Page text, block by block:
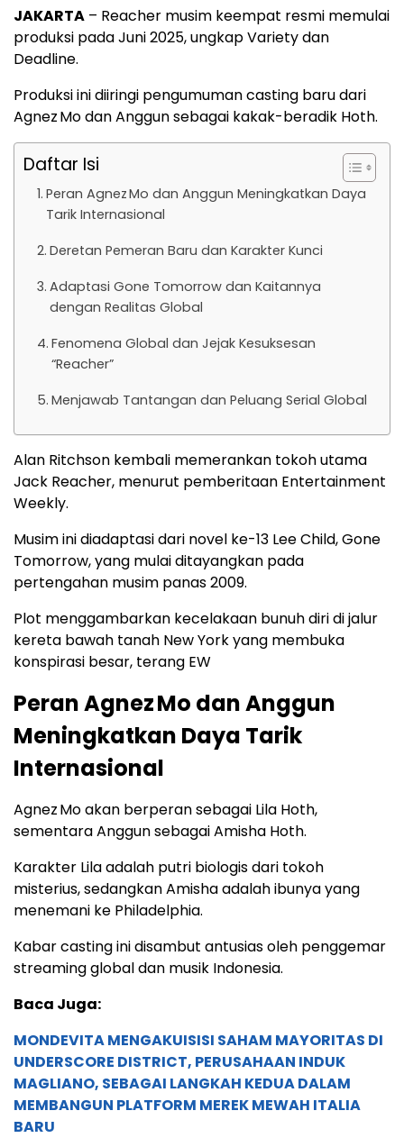
JAKARTA – Reacher musim keempat resmi memulai
produksi pada Juni 2025, ungkap Variety dan
Deadline.
Produksi ini diiringi pengumuman casting baru dari
Agnez Mo dan Anggun sebagai kakak-beradik Hoth.
Daftar Isi
Peran Agnez Mo dan Anggun Meningkatkan Daya
Tarik Internasional
Deretan Pemeran Baru dan Karakter Kunci
Adaptasi Gone Tomorrow dan Kaitannya
dengan Realitas Global
Fenomena Global dan Jejak Kesuksesan
“Reacher”
Menjawab Tantangan dan Peluang Serial Global
Alan Ritchson kembali memerankan tokoh utama
Jack Reacher, menurut pemberitaan Entertainment
Weekly.
Musim ini diadaptasi dari novel ke-13 Lee Child, Gone
Tomorrow, yang mulai ditayangkan pada
pertengahan musim panas 2009.
Plot menggambarkan kecelakaan bunuh diri di jalur
kereta bawah tanah New York yang membuka
konspirasi besar, terang EW
Peran Agnez Mo dan Anggun
Meningkatkan Daya Tarik
Internasional
Agnez Mo akan berperan sebagai Lila Hoth,
sementara Anggun sebagai Amisha Hoth.
Karakter Lila adalah putri biologis dari tokoh
misterius, sedangkan Amisha adalah ibunya yang
menemani ke Philadelphia.
Kabar casting ini disambut antusias oleh penggemar
streaming global dan musik Indonesia.
Baca Juga:
MONDEVITA MENGAKUISISI SAHAM MAYORITAS DI
UNDERSCORE DISTRICT, PERUSAHAAN INDUK
MAGLIANO, SEBAGAI LANGKAH KEDUA DALAM
MEMBANGUN PLATFORM MEREK MEWAH ITALIA
BARU